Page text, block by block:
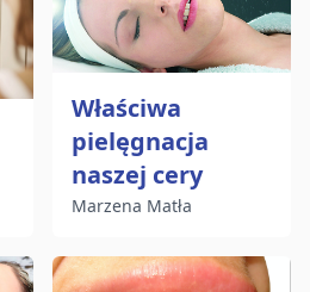
Właściwa
pielęgnacja
naszej cery
Marzena Matła